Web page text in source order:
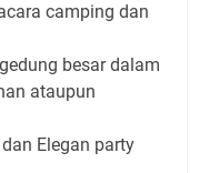
camping dan
besar dalam
ataupun
Elegan party